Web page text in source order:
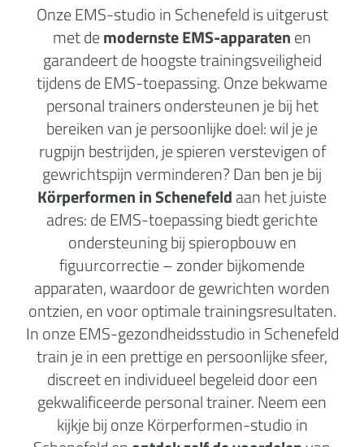
Onze EMS-studio in Schenefeld is uitgerust
met demodernste EMS-apparatenen
garandeert de hoogste trainingsveiligheid
tijdens de EMS-toepassing. Onze bekwame
personal trainers ondersteunen je bij het
bereiken van je persoonlijke doel: wil je je
rugpijn bestrijden, je spieren verstevigen of
gewrichtspijn verminderen? Dan ben je bij
Körperformen in Schenefeldaan het juiste
adres: de EMS-toepassing biedt gerichte
ondersteuning bij spieropbouw en
figuurcorrectie – zonder bijkomende
apparaten, waardoor de gewrichten worden
ontzien, en voor optimale trainingsresultaten.
In onze EMS-gezondheidsstudio in Schenefeld
train je in een prettige en persoonlijke sfeer,
discreet en individueel begeleid door een
gekwalificeerde personal trainer. Neem een
kijkje bij onze Körperformen-studio in